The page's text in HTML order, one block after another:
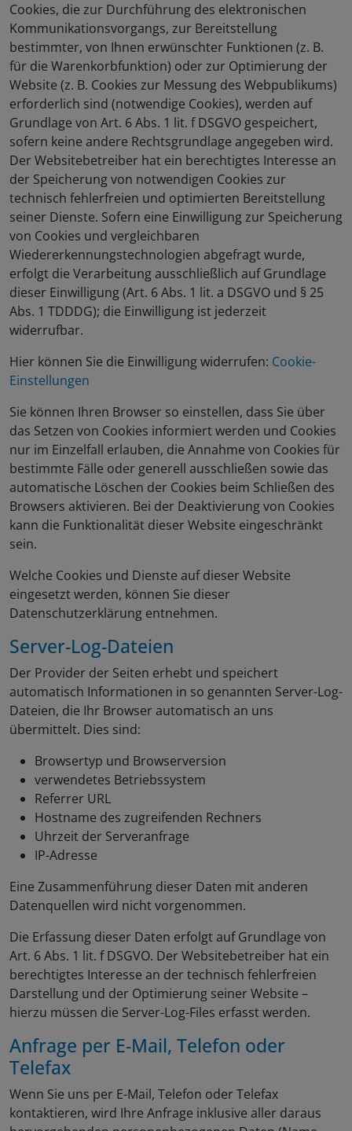
Cookies, die zur Durchführung des elektronischen
Kommunikationsvorgangs, zur Bereitstellung
bestimmter, von Ihnen erwünschter Funktionen (z. B.
für die Warenkorbfunktion) oder zur Optimierung der
Website (z. B. Cookies zur Messung des Webpublikums)
erforderlich sind (notwendige Cookies), werden auf
Grundlage von Art. 6 Abs. 1 lit. f DSGVO gespeichert,
sofern keine andere Rechtsgrundlage angegeben wird.
Der Websitebetreiber hat ein berechtigtes Interesse an
der Speicherung von notwendigen Cookies zur
technisch fehlerfreien und optimierten Bereitstellung
seiner Dienste. Sofern eine Einwilligung zur Speicherung
von Cookies und vergleichbaren
Wiedererkennungstechnologien abgefragt wurde,
erfolgt die Verarbeitung ausschließlich auf Grundlage
dieser Einwilligung (Art. 6 Abs. 1 lit. a DSGVO und § 25
Abs. 1 TDDDG); die Einwilligung ist jederzeit
widerrufbar.
Hier können Sie die Einwilligung widerrufen: Cookie-
Einstellungen
Sie können Ihren Browser so einstellen, dass Sie über
das Setzen von Cookies informiert werden und Cookies
nur im Einzelfall erlauben, die Annahme von Cookies für
bestimmte Fälle oder generell ausschließen sowie das
automatische Löschen der Cookies beim Schließen des
Browsers aktivieren. Bei der Deaktivierung von Cookies
kann die Funktionalität dieser Website eingeschränkt
sein.
Welche Cookies und Dienste auf dieser Website
eingesetzt werden, können Sie dieser
Datenschutzerklärung entnehmen.
Server-Log-Dateien
Der Provider der Seiten erhebt und speichert
automatisch Informationen in so genannten Server-Log-
Dateien, die Ihr Browser automatisch an uns
übermittelt. Dies sind:
Browsertyp und Browserversion
verwendetes Betriebssystem
Referrer URL
Hostname des zugreifenden Rechners
Uhrzeit der Serveranfrage
IP-Adresse
Eine Zusammenführung dieser Daten mit anderen
Datenquellen wird nicht vorgenommen.
Die Erfassung dieser Daten erfolgt auf Grundlage von
Art. 6 Abs. 1 lit. f DSGVO. Der Websitebetreiber hat ein
berechtigtes Interesse an der technisch fehlerfreien
Darstellung und der Optimierung seiner Website –
hierzu müssen die Server-Log-Files erfasst werden.
Anfrage per E-Mail, Telefon oder
Telefax
Wenn Sie uns per E-Mail, Telefon oder Telefax
kontaktieren, wird Ihre Anfrage inklusive aller daraus